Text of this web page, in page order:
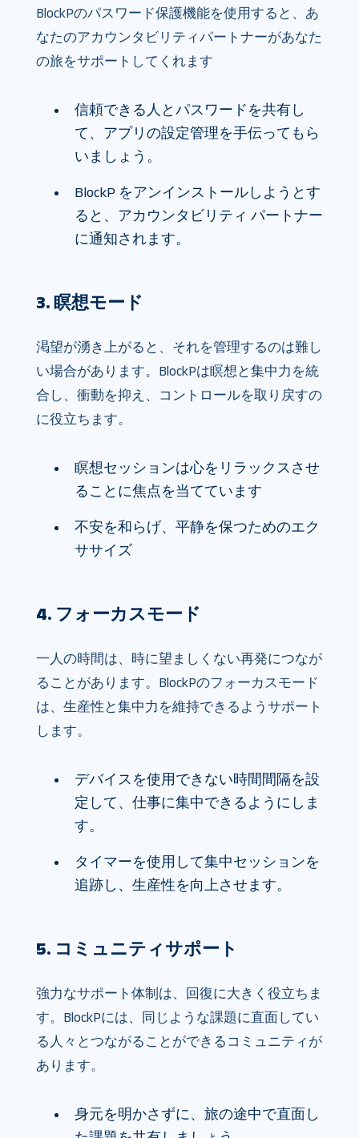
BlockPのパスワード保護機能を使用すると、あ
なたのアカウンタビリティパートナーがあなた
の旅をサポートしてくれます
信頼できる人とパスワードを共有し
て、アプリの設定管理を手伝ってもら
いましょう。
BlockP をアンインストールしようとす
ると、アカウンタビリティ パートナー
に通知されます。
3. 瞑想モード
渇望が湧き上がると、それを管理するのは難し
い場合があります。BlockPは瞑想と集中力を統
合し、衝動を抑え、コントロールを取り戻すの
に役立ちます。
瞑想セッションは心をリラックスさせ
ることに焦点を当てています
不安を和らげ、平静を保つためのエク
ササイズ
4. フォーカスモード
一人の時間は、時に望ましくない再発につなが
ることがあります。BlockPのフォーカスモード
は、生産性と集中力を維持できるようサポート
します。
デバイスを使用できない時間間隔を設
定して、仕事に集中できるようにしま
す。
タイマーを使用して集中セッションを
追跡し、生産性を向上させます。
5. コミュニティサポート
強力なサポート体制は、回復に大きく役立ちま
す。BlockPには、同じような課題に直面してい
る人々とつながることができるコミュニティが
あります。
身元を明かさずに、旅の途中で直面し